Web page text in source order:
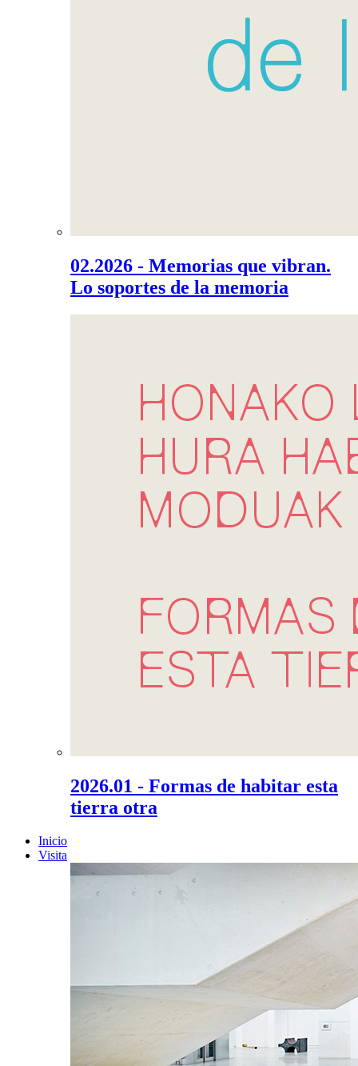
02.2026 - Memorias que vibran.
Lo soportes de la memoria
2026.01 - Formas de habitar esta
tierra otra
Inicio
Visita